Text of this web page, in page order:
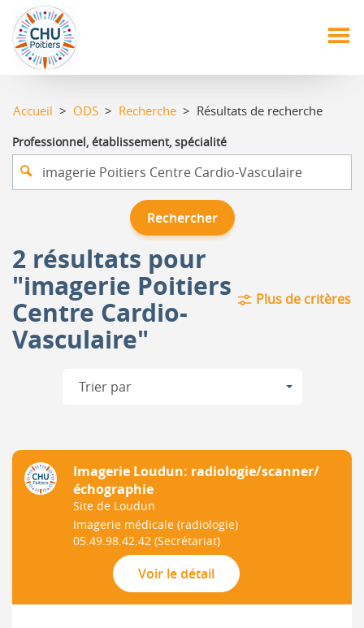
Aller
au
contenu
principal
Accueil > ODS > Recherche > Résultats de recherche
Professionnel, établissement, spécialité
Rechercher
2 résultats pour
"imagerie Poitiers
Centre Cardio-
Vasculaire"
Plus de critères
Imagerie Loudun: radiologie/scanner/
échographie
Site de Loudun
Imagerie médicale (radiologie)
05.49.98.42.42 (Secrétariat)
Voir le détail